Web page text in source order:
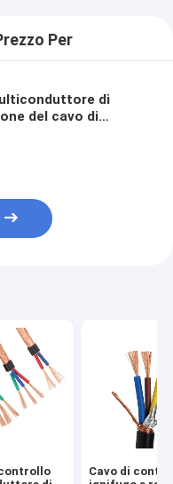
Per
di
del cavo di
Cavo di